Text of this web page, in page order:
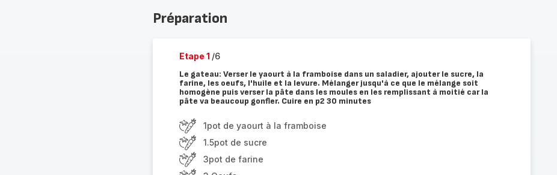
Préparation
Etape 1 /6
Le gateau: Verser le yaourt à la framboise dans un saladier, ajouter le sucre, la
farine, les oeufs, l'huile et la levure. Mélanger jusqu'à ce que le mélange soit
homogène puis verser la pâte dans les moules en les remplissant à moitié car la
pâte va beaucoup gonfler. Cuire en p2 30 minutes
1pot de yaourt à la framboise
1.5pot de sucre
3pot de farine